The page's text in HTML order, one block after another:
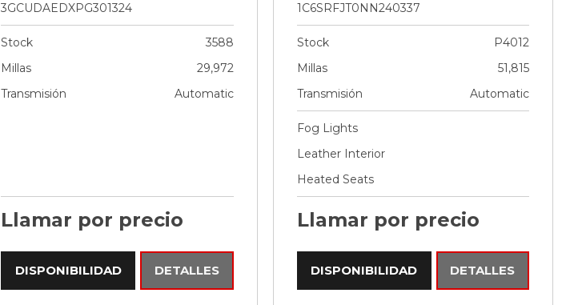
3GCUDAEDXPG301324
Stock
3588
Millas
29,972
Transmisión
Automatic
Llamar por precio
DISPONIBILIDAD DETALLES
1C6SRFJT0NN240337
Stock
P4012
Millas
51,815
Transmisión
Automatic
Fog Lights
Leather Interior
Heated Seats
Llamar por precio
DISPONIBILIDAD DETALLES